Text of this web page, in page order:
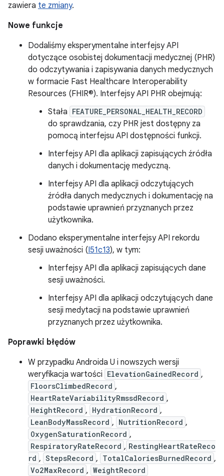
zawiera te zmiany.
Nowe funkcje
Dodaliśmy eksperymentalne interfejsy API
dotyczące osobistej dokumentacji medycznej (PHR)
do odczytywania i zapisywania danych medycznych
w formacie Fast Healthcare Interoperability
Resources (FHIR®). Interfejsy API PHR obejmują:
Stała FEATURE_PERSONAL_HEALTH_RECORD
do sprawdzania, czy PHR jest dostępny za
pomocą interfejsu API dostępności funkcji.
Interfejsy API dla aplikacji zapisujących źródła
danych i dokumentację medyczną.
Interfejsy API dla aplikacji odczytujących
źródła danych medycznych i dokumentację na
podstawie uprawnień przyznanych przez
użytkownika.
Dodano eksperymentalne interfejsy API rekordu
sesji uważności (I51c13), w tym:
Interfejsy API dla aplikacji zapisujących dane
sesji uważności.
Interfejsy API dla aplikacji odczytujących dane
sesji medytacji na podstawie uprawnień
przyznanych przez użytkownika.
Poprawki błędów
W przypadku Androida U i nowszych wersji
weryfikacja wartości ElevationGainedRecord ,
FloorsClimbedRecord ,
HeartRateVariabilityRmssdRecord ,
HeightRecord , HydrationRecord ,
LeanBodyMassRecord , NutritionRecord ,
OxygenSaturationRecord ,
RespiratoryRateRecord , RestingHeartRateReco
rd , StepsRecord , TotalCaloriesBurnedRecord ,
Vo2MaxRecord , WeightRecord